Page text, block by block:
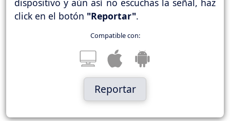
click en el botón "Reportar".
Compatible con:
Reportar